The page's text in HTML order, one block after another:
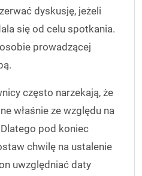
dyskusję, jeżeli
się od celu spotkania.
prowadzącej
często narzekają, że
właśnie ze względu na
pod koniec
chwilę na ustalenie
uwzględniać daty